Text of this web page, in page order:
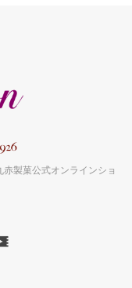
製菓公式オンラインショ